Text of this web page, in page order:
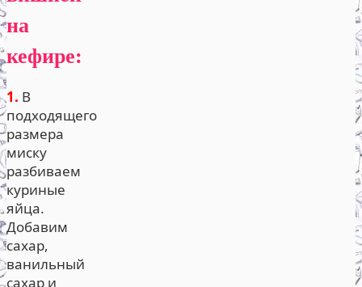
на
кефире:
1. В
подходящего
размера
миску
разбиваем
куриные
яйца.
Добавим
сахар,
ванильный
сахар и